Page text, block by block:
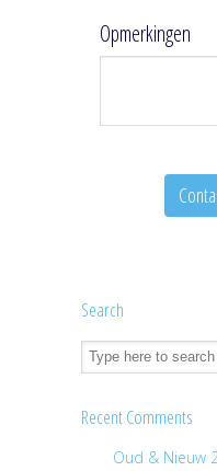
Opmerkingen
Search
Recent Comments
Oud & Nieuw